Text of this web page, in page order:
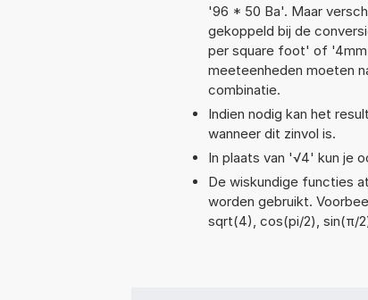
'96 * 50 Ba'. Maar
gekoppeld bij de
per square foot' of '4mm
meeteenheden moeten
combinatie.
Indien nodig kan het
wanneer dit zinvol is.
In plaats van '√4' kun je
De wiskundige functies
worden gebruikt.
sqrt(4), cos(pi/2), sin(π/